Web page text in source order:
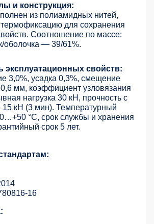
и конструкция:
из полиамидных нитей,
термофиксацию для сохранения
Соотношение по массе:
оболочка — 39/61%.
эксплуатационных свойств:
3,0%, усадка 0,3%, смещение
мм, коэффициент узловязания
нагрузка 30 кН, прочность с
кН (3 мин). Температурный
°C, срок службы и хранения
срок 5 лет.
16